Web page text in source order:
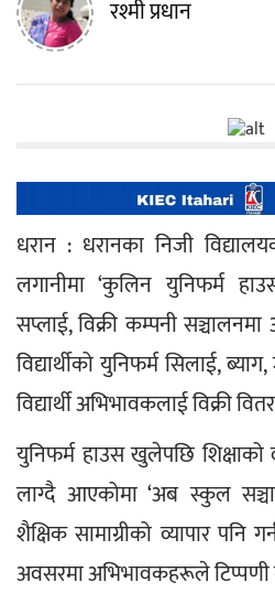
रश्मी प्रधान
धरान : धरानका निजी
लगानीमा ‘कुलिन युनिफर्म
सप्लाई, विक्री कम्पनी
विद्यार्थीको युनिफर्म सिलाई,
विद्यार्थी अभिभावकलाई विक्री
युनिफर्म हाउस खुलेपछि
लाग्दै आएकोमा ‘अब स्कुल
शैक्षिक सामाग्रीको व्यापार पनि
अवसरमा अभिभावकहरूले टिप्पणी